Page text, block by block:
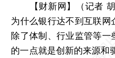
【财新网】（记者
为什么银行达不到互联网
除了体制、行业监管等
的一点就是创新的来源和